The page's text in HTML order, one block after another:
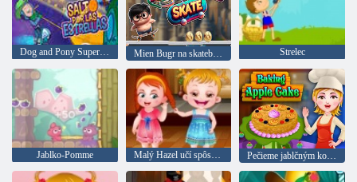
Dog and Pony Supertail: Star Jump Mien Bugr na skateboarde Strelec
Jablko-Pomme Malý Hazel učí spôsoby Pečieme jablčným koláčom